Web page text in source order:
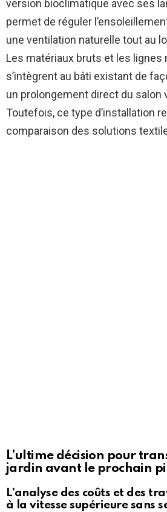
version bioclimatique avec ses
permet de réguler
une ventilation naturelle tout au
Les matériaux bruts et les lignes
s’intègrent au bâti existant de
un prolongement direct du salon
Toutefois, ce type d’installation
comparaison des solutions
L’ultime décision pour
jardin avant le prochain
L’analyse des coûts et des
à la vitesse supérieure sans